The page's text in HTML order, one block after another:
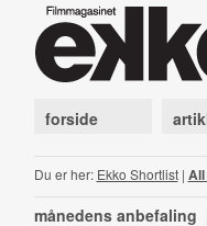
forside
Du er her: Ekko Shortlist| All
månedens anbefaling